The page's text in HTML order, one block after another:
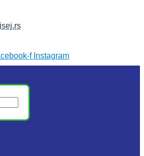
f Instagram